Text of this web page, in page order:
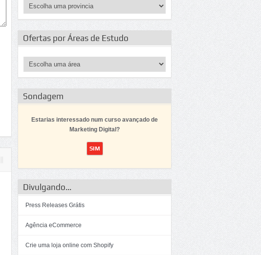
Ofertas por Áreas de Estudo
Sondagem
Estarias interessado num curso avançado de
Marketing Digital?
Divulgando...
Press Releases Grátis
Agência eCommerce
Crie uma loja online com Shopify